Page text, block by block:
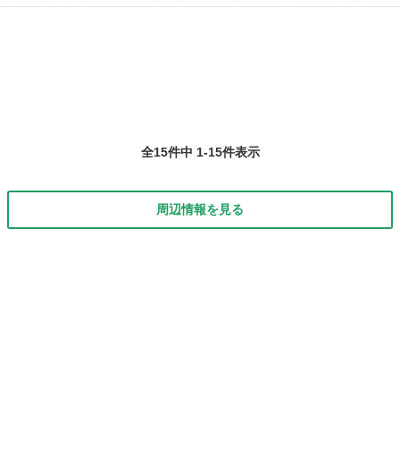
気を無料で体験♪ 商品・売上管理・顧客情報管理といった大量データ
全15件中 1-15件表示
周辺情報を見る